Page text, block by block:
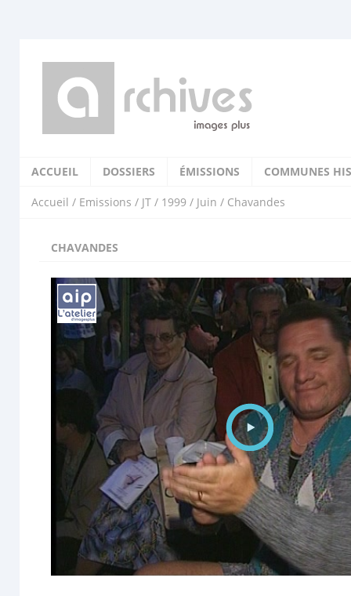
ACCUEIL DOSSIERS ÉMISSIONS COMMUNES
Accueil / Emissions / JT / 1999 / Juin / Chavandes
CHAVANDES